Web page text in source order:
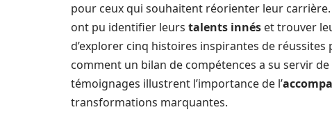
pour ceux qui souhaitent réorienter leur
ont pu identifier leurs talents innés et trouver
d’explorer cinq histoires inspirantes de
comment un bilan de compétences a su servir de
témoignages illustrent l’importance de l’
transformations marquantes.